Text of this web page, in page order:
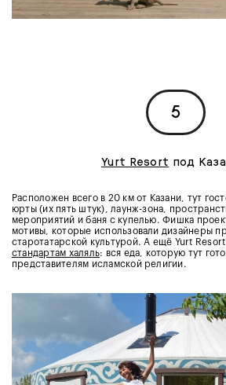
5
Yurt Resort под
Расположен всего в 20 км от Казани, тут
юрты (их пять штук), лаунж-зона,
мероприятий и баня с купелью. Фишка
мотивы, которые использовали дизайнеры
старотатарской культурой. А ещё Yurt Resort
стандартам халяль: вся еда, которую тут
представителям исламской религии.